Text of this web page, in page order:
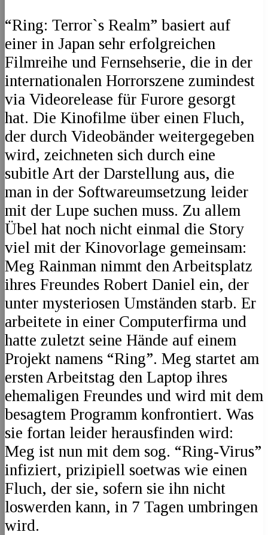
“Ring: Terror`s Realm” basiert auf
einer in Japan sehr erfolgreichen
Filmreihe und Fernsehserie, die in der
internationalen Horrorszene zumindest
via Videorelease für Furore gesorgt
hat. Die Kinofilme über einen Fluch,
der durch Videobänder weitergegeben
wird, zeichneten sich durch eine
subitle Art der Darstellung aus, die
man in der Softwareumsetzung leider
mit der Lupe suchen muss. Zu allem
Übel hat noch nicht einmal die Story
viel mit der Kinovorlage gemeinsam:
Meg Rainman nimmt den Arbeitsplatz
ihres Freundes Robert Daniel ein, der
unter mysteriosen Umständen starb. Er
arbeitete in einer Computerfirma und
hatte zuletzt seine Hände auf einem
Projekt namens “Ring”. Meg startet am
ersten Arbeitstag den Laptop ihres
ehemaligen Freundes und wird mit dem
besagtem Programm konfrontiert. Was
sie fortan leider herausfinden wird:
Meg ist nun mit dem sog. “Ring-Virus”
infiziert, prizipiell soetwas wie einen
Fluch, der sie, sofern sie ihn nicht
loswerden kann, in 7 Tagen umbringen
wird.